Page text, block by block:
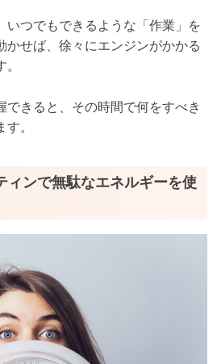
いつでもできるような「作業」を
かせば、徐々にエンジンがかかる
できると、その時間で何をすべき
。
ィンで無駄なエネルギーを使